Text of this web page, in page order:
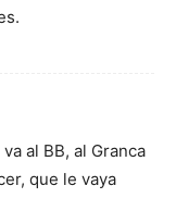
al BB, al Granca
que le vaya